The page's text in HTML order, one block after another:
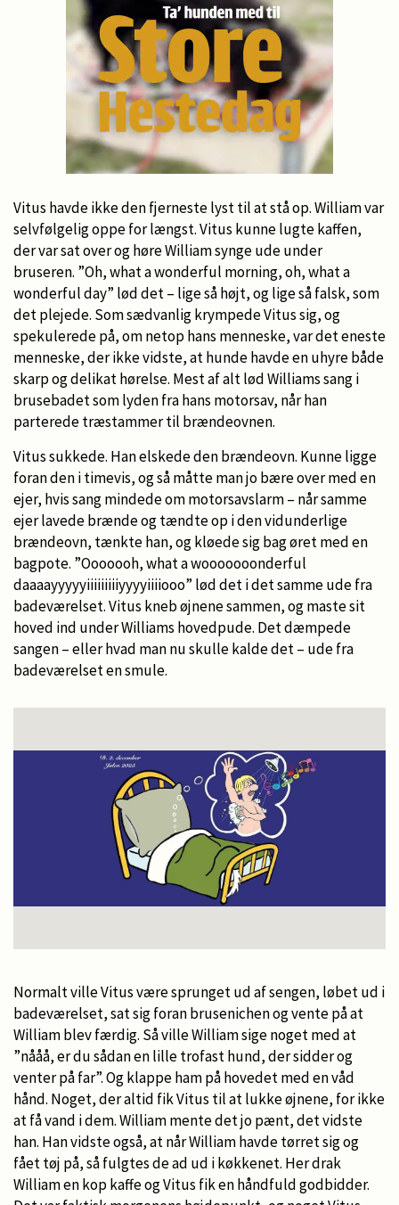
Vitus havde ikke den fjerneste lyst til at stå op. William var
selvfølgelig oppe for længst. Vitus kunne lugte kaffen,
der var sat over og høre William synge ude under
bruseren. ”Oh, what a wonderful morning, oh, what a
wonderful day” lød det – lige så højt, og lige så falsk, som
det plejede. Som sædvanlig krympede Vitus sig, og
spekulerede på, om netop hans menneske, var det eneste
menneske, der ikke vidste, at hunde havde en uhyre både
skarp og delikat hørelse. Mest af alt lød Williams sang i
brusebadet som lyden fra hans motorsav, når han
parterede træstammer til brændeovnen.
Vitus sukkede. Han elskede den brændeovn. Kunne ligge
foran den i timevis, og så måtte man jo bære over med en
ejer, hvis sang mindede om motorsavslarm – når samme
ejer lavede brænde og tændte op i den vidunderlige
brændeovn, tænkte han, og kløede sig bag øret med en
bagpote. ”Ooooooh, what a wooooooonderful
daaaayyyyyiiiiiiiiiyyyyiiiiooo” lød det i det samme ude fra
badeværelset. Vitus kneb øjnene sammen, og maste sit
hoved ind under Williams hovedpude. Det dæmpede
sangen – eller hvad man nu skulle kalde det – ude fra
badeværelset en smule.
Normalt ville Vitus være sprunget ud af sengen, løbet ud i
badeværelset, sat sig foran brusenichen og vente på at
William blev færdig. Så ville William sige noget med at
”nååå, er du sådan en lille trofast hund, der sidder og
venter på far”. Og klappe ham på hovedet med en våd
hånd. Noget, der altid fik Vitus til at lukke øjnene, for ikke
at få vand i dem. William mente det jo pænt, det vidste
han. Han vidste også, at når William havde tørret sig og
fået tøj på, så fulgtes de ad ud i køkkenet. Her drak
William en kop kaffe og Vitus fik en håndfuld godbidder.